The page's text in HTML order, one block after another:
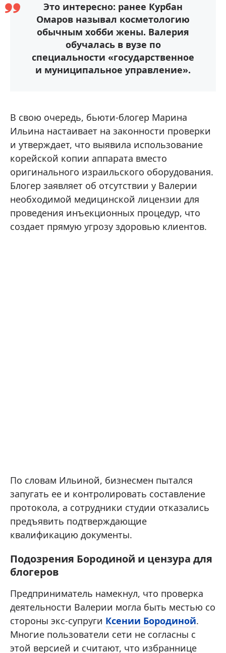
Это интересно: ранее Курбан
Омаров называл косметологию
обычным хобби жены. Валерия
обучалась в вузе по
специальности «государственное
и муниципальное управление».
В свою очередь, бьюти-блогер Марина
Ильина настаивает на законности проверки
и утверждает, что выявила использование
корейской копии аппарата вместо
оригинального израильского оборудования.
Блогер заявляет об отсутствии у Валерии
необходимой медицинской лицензии для
проведения инъекционных процедур, что
создает прямую угрозу здоровью клиентов.
По словам Ильиной, бизнесмен пытался
запугать ее и контролировать составление
протокола, а сотрудники студии отказались
предъявить подтверждающие
квалификацию документы.
Подозрения Бородиной и цензура для
блогеров
Предприниматель намекнул, что проверка
деятельности Валерии могла быть местью со
стороны экс-супруги Ксении Бородиной.
Многие пользователи сети не согласны с
этой версией и считают, что избраннице